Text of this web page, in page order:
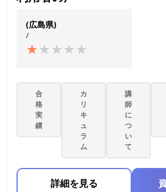
(広島県)
/
★★ ★ ★ ★
合
格
実
績
カ
リ
キ
ュ
ラ
ム
講
師
に
つ
い
て
詳細を見る